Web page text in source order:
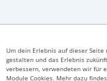
Um dein Erlebnis auf dieser Seite
gestalten und das Erlebnis
verbessern, verwendeten wir für
Module Cookies. Mehr dazu